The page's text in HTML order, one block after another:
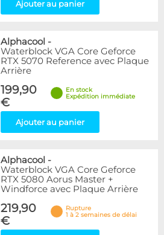
Ajouter au panier
Alphacool -
Waterblock VGA Core Geforce
RTX 5070 Reference avec Plaque
Arrière
199,90
€
En stock
Expédition immédiate
Ajouter au panier
Alphacool -
Waterblock VGA Core Geforce
RTX 5080 Aorus Master +
Windforce avec Plaque Arrière
219,90
€
Rupture
1 à 2 semaines de délai